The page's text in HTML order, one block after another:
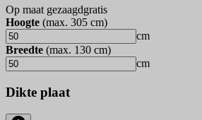
Op maat gezaagdgratis
Hoogte (max. 305 cm)
cm
Breedte (max. 130 cm)
cm
Dikte plaat